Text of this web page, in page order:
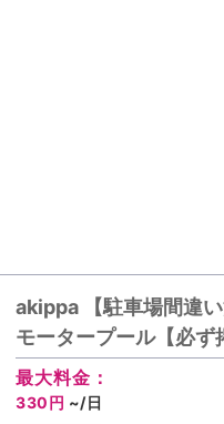
akippa 【駐車場間違
モータープール【必
最大料金：
330円 ~/日